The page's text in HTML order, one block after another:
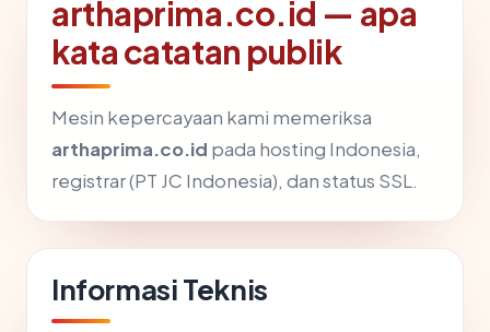
arthaprima.co.id — apa
kata catatan publik
Mesin kepercayaan kami memeriksa
arthaprima.co.id pada hosting Indonesia,
registrar (PT JC Indonesia), dan status SSL.
Informasi Teknis